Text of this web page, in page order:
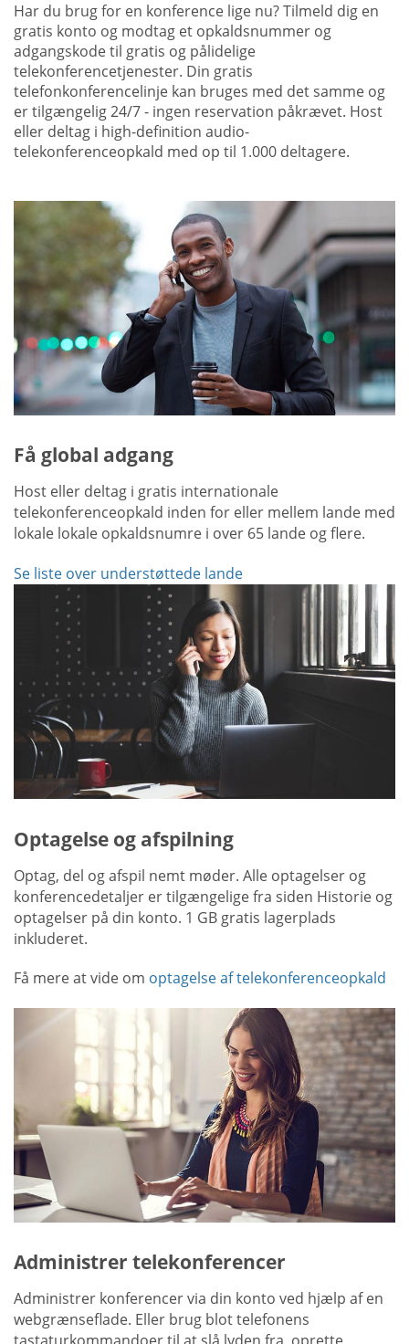
Har du brug for en konference lige nu? Tilmeld dig en
gratis konto og modtag et opkaldsnummer og
adgangskode til gratis og pålidelige
telekonferencetjenester. Din gratis
telefonkonferencelinje kan bruges med det samme og
er tilgængelig 24/7 - ingen reservation påkrævet. Host
eller deltag i high-definition audio-
telekonferenceopkald med op til 1.000 deltagere.
Få global adgang
Host eller deltag i gratis internationale
telekonferenceopkald inden for eller mellem lande med
lokale lokale opkaldsnumre i over 65 lande og flere.
Se liste over understøttede lande
Optagelse og afspilning
Optag, del og afspil nemt møder. Alle optagelser og
konferencedetaljer er tilgængelige fra siden Historie og
optagelser på din konto. 1 GB gratis lagerplads
inkluderet.
Få mere at vide om optagelse af telekonferenceopkald
Administrer telekonferencer
Administrer konferencer via din konto ved hjælp af en
webgrænseflade. Eller brug blot telefonens